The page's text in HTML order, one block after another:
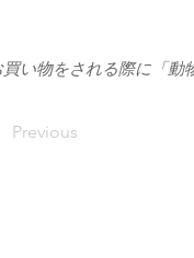
買い物をされる際に「動
Previous